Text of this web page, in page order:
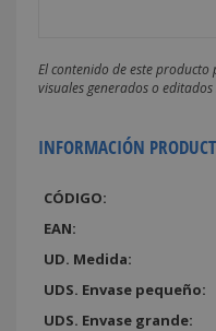
El contenido de este
visuales generados o
INFORMACIÓN
CÓDIGO:
EAN:
UD. Medida:
UDS. Envase pequeño:
UDS. Envase grande: